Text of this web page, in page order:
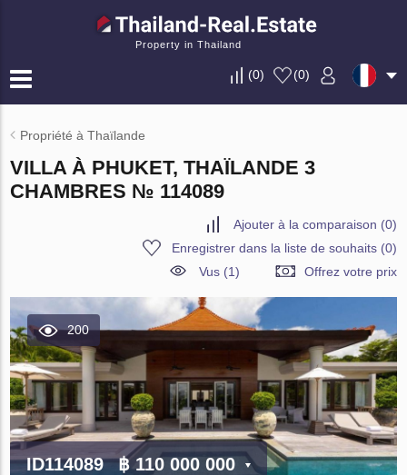
Property in Thailand
(0) (0)
Propriété à Thaïlande
VILLA À PHUKET, THAÏLANDE 3
CHAMBRES № 114089
Ajouter à la comparaison (0)
Enregistrer dans la liste de souhaits(0)
Vus (1)
Offrez votre prix
200
ID114089 ฿ 110 000 000